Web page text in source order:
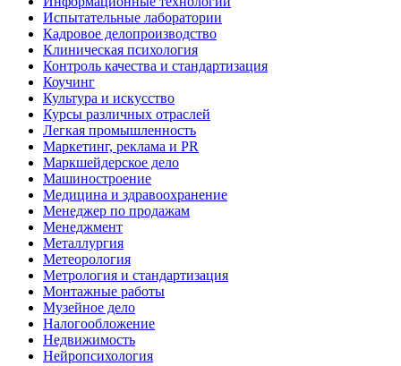
Испытательные лаборатории
Кадровое делопроизводство
Клиническая психология
Контроль качества и стандартизация
Коучинг
Культура и искусство
Курсы различных отраслей
Легкая промышленность
Маркетинг, реклама и PR
Маркшейдерское дело
Машиностроение
Медицина и здравоохранение
Менеджер по продажам
Менеджмент
Металлургия
Метеорология
Метрология и стандартизация
Монтажные работы
Музейное дело
Налогообложение
Недвижимость
Нейропсихология